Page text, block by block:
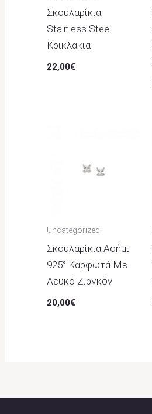
Σκουλαρίκια
Stainless Steel
Κρικλακια
22,00€
Uncategorized
Σκουλαρίκια Ασήμι
925° Καρφωτά Με
Λευκό Ζιργκόν
20,00€